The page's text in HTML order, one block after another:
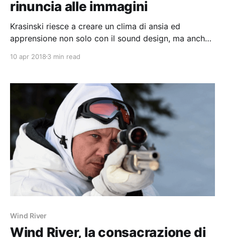
rinuncia alle immagini
Krasinski riesce a creare un clima di ansia ed
apprensione non solo con il sound design, ma anche
del genere
10 apr 2018 3 min read
Wind River
Wind River, la consacrazione di